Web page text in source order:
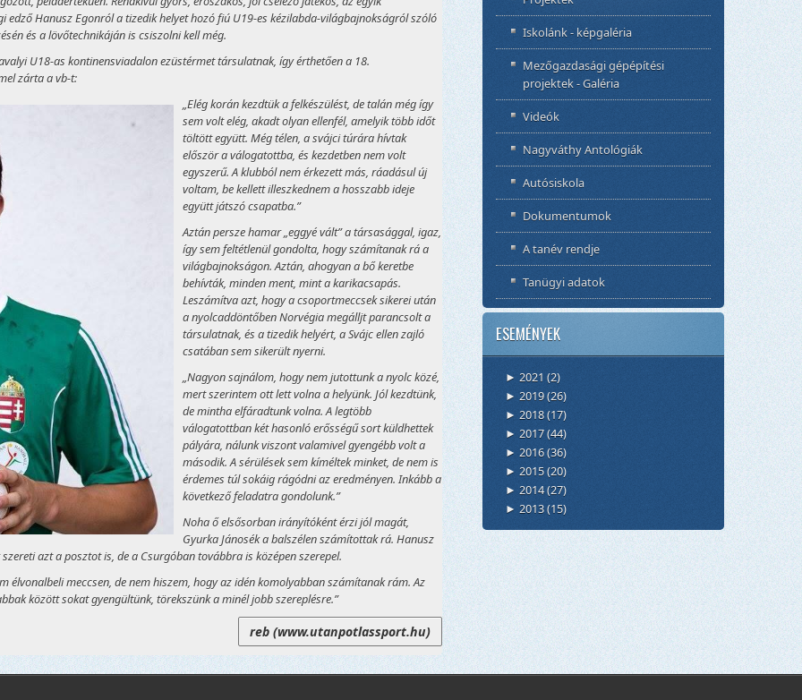
edző Hanusz Egonról a tizedik helyet hozó fiú U19-es kézilabda-világbajnokságról szóló
és a lövőtechnikáján is csiszolni kell még.
U18-as kontinensviadalon ezüstérmet társulatnak, így érthetően a 18.
zárta a vb-t:
„Elég korán kezdtük a felkészülést, de talán még így
sem volt elég, akadt olyan ellenfél, amelyik több időt
töltött együtt. Még télen, a svájci túrára hívtak
először a válogatottba, és kezdetben nem volt
egyszerű. A klubból nem érkezett más, ráadásul új
voltam, be kellett illeszkednem a hosszabb ideje
együtt játszó csapatba.”
Aztán persze hamar „eggyé vált” a társasággal, igaz,
így sem feltétlenül gondolta, hogy számítanak rá a
világbajnokságon. Aztán, ahogyan a bő keretbe
behívták, minden ment, mint a karikacsapás.
Leszámítva azt, hogy a csoportmeccsek sikerei után
a nyolcaddöntőben Norvégia megálljt parancsolt a
társulatnak, és a tizedik helyért, a Svájc ellen zajló
csatában sem sikerült nyerni.
„Nagyon sajnálom, hogy nem jutottunk a nyolc közé,
mert szerintem ott lett volna a helyünk. Jól kezdtünk,
de mintha elfáradtunk volna. A legtöbb
válogatottban két hasonló erősségű sort küldhettek
pályára, nálunk viszont valamivel gyengébb volt a
második. A sérülések sem kíméltek minket, de nem is
érdemes túl sokáig rágódni az eredményen. Inkább a
következő feladatra gondolunk.”
Noha ő elsősorban irányítóként érzi jól magát,
Gyurka Jánosék a balszélen számítottak rá. Hanusz
azt a posztot is, de a Csurgóban továbbra is középen szerepel.
élvonalbeli meccsen, de nem hiszem, hogy az idén komolyabban számítanak rám. Az
között sokat gyengültünk, törekszünk a minél jobb szereplésre.”
reb (www.utanpotlassport.hu)
Iskolánk - képgaléria
Mezőgazdasági gépépítési
projektek - Galéria
Videók
Nagyváthy Antológiák
Autósiskola
Dokumentumok
A tanév rendje
Tanügyi adatok
ESEMÉNYEK
► 2021 (2)
► 2019(26)
► 2018(17)
► 2017(44)
► 2016(36)
► 2015(20)
► 2014(27)
► 2013(15)